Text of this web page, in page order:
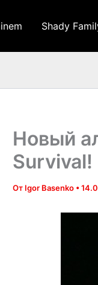
Shady
Новый
Survival!
От Igor Basenko •